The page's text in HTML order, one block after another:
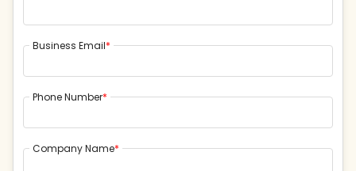
Business Email*
Phone Number*
Company Name*